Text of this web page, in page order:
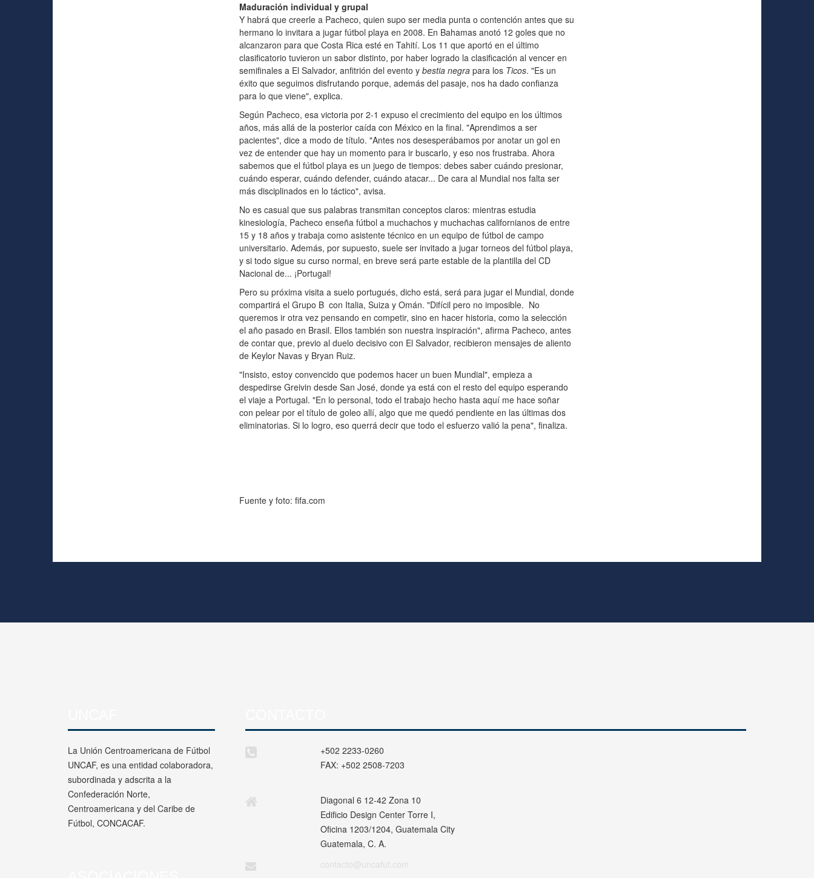
Maduración individual y grupal
Y habrá que creerle a Pacheco, quien supo ser media punta o contención antes que su
hermano lo invitara a jugar fútbol playa en 2008. En Bahamas anotó 12 goles que no
alcanzaron para que Costa Rica esté en Tahití. Los 11 que aportó en el último
clasificatorio tuvieron un sabor distinto, por haber logrado la clasificación al vencer en
semifinales a El Salvador, anfitrión del evento y bestia negrapara los Ticos. "Es un
éxito que seguimos disfrutando porque, además del pasaje, nos ha dado confianza
para lo que viene", explica.
Según Pacheco, esa victoria por 2-1 expuso el crecimiento del equipo en los últimos
años, más allá de la posterior caída con México en la final. "Aprendimos a ser
pacientes", dice a modo de título. "Antes nos desesperábamos por anotar un gol en
vez de entender que hay un momento para ir buscarlo, y eso nos frustraba. Ahora
sabemos que el fútbol playa es un juego de tiempos: debes saber cuándo presionar,
cuándo esperar, cuándo defender, cuándo atacar... De cara al Mundial nos falta ser
más disciplinados en lo táctico", avisa.
No es casual que sus palabras transmitan conceptos claros: mientras estudia
kinesiología, Pacheco enseña fútbol a muchachos y muchachas californianos de entre
15 y 18 años y trabaja como asistente técnico en un equipo de fútbol de campo
universitario. Además, por supuesto, suele ser invitado a jugar torneos del fútbol playa,
y si todo sigue su curso normal, en breve será parte estable de la plantilla del CD
Nacional de... ¡Portugal!
Pero su próxima visita a suelo portugués, dicho está, será para jugar el Mundial, donde
compartirá el Grupo B con Italia, Suiza y Omán. "Difícil pero no imposible. No
queremos ir otra vez pensando en competir, sino en hacer historia, como la selección
el año pasado en Brasil. Ellos también son nuestra inspiración", afirma Pacheco, antes
de contar que, previo al duelo decisivo con El Salvador, recibieron mensajes de aliento
de Keylor Navas y Bryan Ruiz.
"Insisto, estoy convencido que podemos hacer un buen Mundial", empieza a
despedirse Greivin desde San José, donde ya está con el resto del equipo esperando
el viaje a Portugal. "En lo personal, todo el trabajo hecho hasta aquí me hace soñar
con pelear por el título de goleo allí, algo que me quedó pendiente en las últimas dos
eliminatorias. Si lo logro, eso querrá decir que todo el esfuerzo valió la pena", finaliza.
Fuente y foto: fifa.com
La Unión Centroamericana de Fútbol
UNCAF, es una entidad colaboradora,
subordinada y adscrita a la
Confederación Norte,
Centroamericana y del Caribe de
Fútbol, CONCACAF.
+502 2233-0260
FAX: +502 2508-7203
Diagonal 6 12-42 Zona 10
Edificio Design Center Torre I,
Oficina 1203/1204, Guatemala City
Guatemala, C. A.
contacto@uncafut.com